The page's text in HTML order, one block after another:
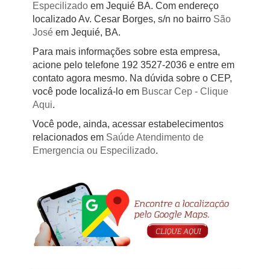
Especilizadoem Jequié BA. Com endereço
localizado Av. Cesar Borges, s/n no bairro São
José em Jequié, BA.
Para mais informações sobre esta empresa,
acione pelo telefone 192 3527-2036 e entre em
contato agora mesmo. Na dúvida sobre o CEP,
você pode localizá-lo em Buscar Cep - Clique
Aqui.
Você pode, ainda, acessar estabelecimentos
relacionados em SaúdeAtendimento de
Emergencia ou Especilizado.